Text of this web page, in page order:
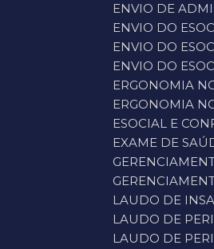
ENVIO DE
ENVIO DO
ENVIO DO
ENVIO DO
ERGONOMIA
ERGONOMIA
ESOCIAL E
EXAME DE
LAUDO DE
LAUDO DE
LAUDO DE